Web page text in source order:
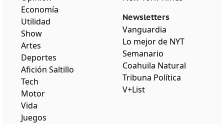
Economía
Utilidad
Show
Artes
Deportes
Afición Saltillo
Tech
Motor
Vida
Juegos
Newsletters
Vanguardia
Lo mejor de NYT
Semanario
Coahuila Natural
Tribuna Política
V+List